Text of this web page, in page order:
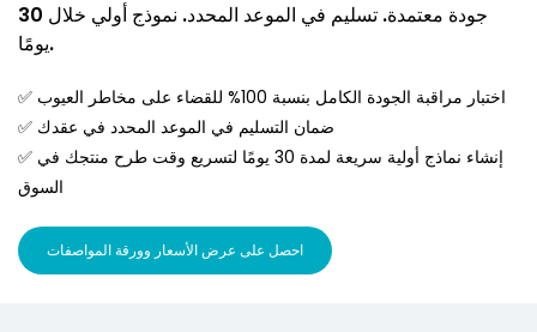
جودة معتمدة. تسليم في الموعد المحدد. نموذج أولي خلال 30
يومًا.
✅ اختبار مراقبة الجودة الكامل بنسبة 100% للقضاء على مخاطر العيوب
✅ ضمان التسليم في الموعد المحدد في عقدك
✅ إنشاء نماذج أولية سريعة لمدة 30 يومًا لتسريع وقت طرح منتجك في
السوق
احصل على عرض الأسعار وورقة المواصفات